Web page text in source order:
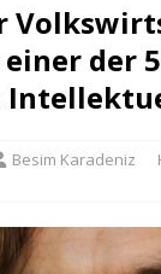
der
Besim Karadeniz